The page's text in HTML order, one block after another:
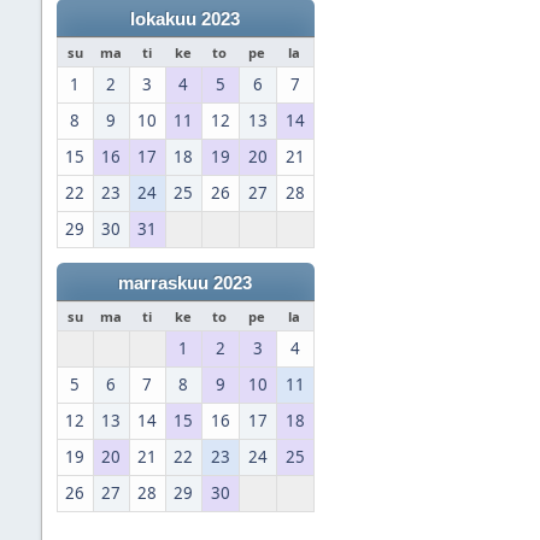
lokakuu 2023
su ma ti ke to pe la
1 2 3 4 5 6
7
8
9 10 11 12 13
14
15
16 17 18 19 20
21
22
23 24 25 26 27
28
29
30 31
marraskuu 2023
su ma ti ke to pe la
1 2 3
4
5
6 7 8 9 10
11
12
13 14 15 16 17
18
19
20 21 22 23 24
25
26
27 28 29 30